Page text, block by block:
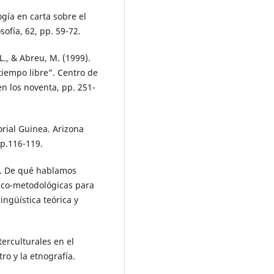
en carta sobre el
62, pp. 59-72.
& Abreu, M. (1999).
libre”. Centro de
los noventa, pp. 251-
Guinea. Arizona
119.
De qué hablamos
metodológicas para
teórica y
en el
y la etnografía.